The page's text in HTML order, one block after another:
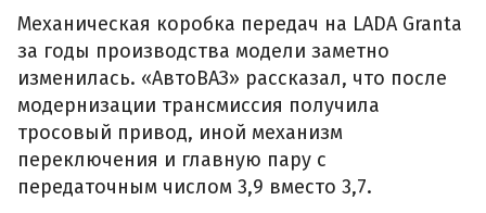
Механическая коробка передач на LADA Granta
за годы производства модели заметно
изменилась. «АвтоВАЗ» рассказал, что после
модернизации трансмиссия получила
тросовый привод, иной механизм
переключения и главную пару с
передаточным числом 3,9 вместо 3,7.